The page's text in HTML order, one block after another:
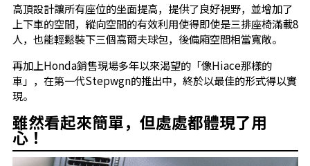
高頂設計讓所有座位的坐面提高，提供了良好視野，並增加了
上下車的空間，縱向空間的有效利用使得即使是三排座椅滿載8
人，也能輕鬆裝下三個高爾夫球包，後備廂空間相當寬敞。
再加上Honda銷售現場多年以來渴望的「像Hiace那樣的
車」，在第一代Stepwgn的推出中，終於以最佳的形式得以實
現。
雖然看起來簡單，但處處都體現了用
心！